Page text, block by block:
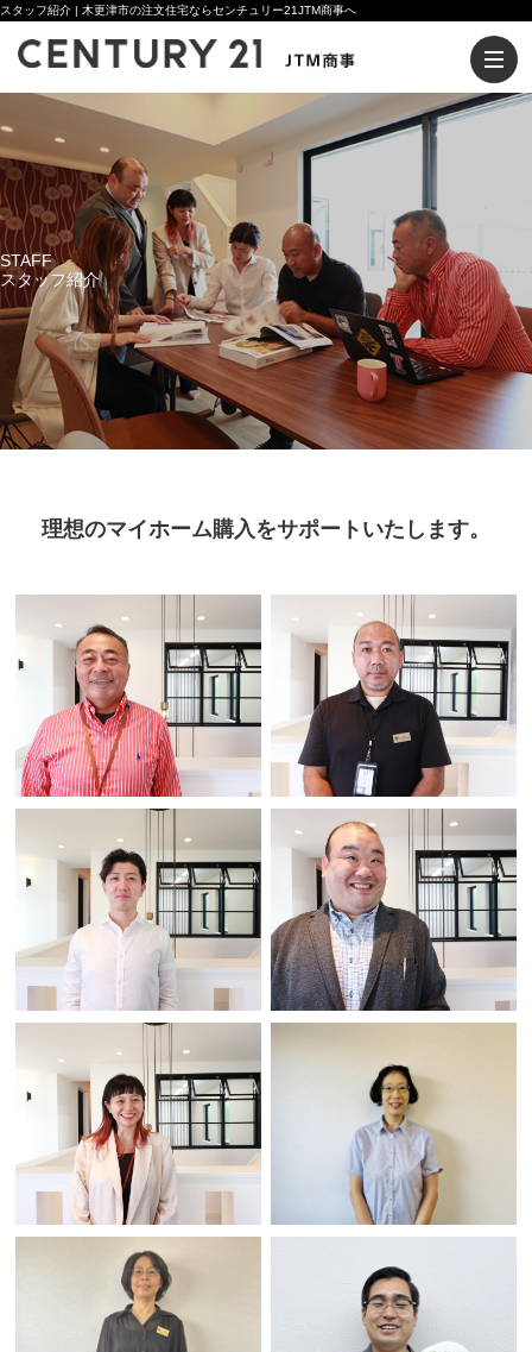
スタッフ紹介 | 木更津市の注文住宅ならセンチュリー21JTM商事へ
STAFF
スタッフ紹介
理想のマイホーム購入をサポートいたします。
サトウ オサム ヒラバヤシ キヨヒサ
シノハラ ケイイチ
篠原 圭市
営業2課 営業 ホームアドバイザー
カトウ ヒデヨシ
加藤 秀欣
営業2課 営業 ホームアドバイザー
スギモト ノリカ
杉本 紀香
業務推進室 サポートスタッフ
イシイ イクコ
石井 郁子
ブリ チチガ
布日 其其格
海外事業部
シミズダイチ
清水大智